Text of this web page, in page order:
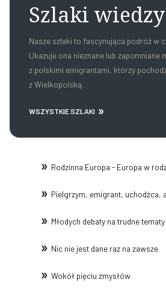
Szlaki wiedzy
Nasze szlaki to fascynująca podróż w
Ukazuje ona nieznane lub zapomniane
z polskimi emigrantami, którzy
z Wielkopolską.
WSZYSTKIE SZLAKI
Rodzinna Europa - Europa w
Pielgrzym, emigrant, uchodźca,
Młodych debaty na trudne tematy
Nic nie jest dane raz na zawsze
Wokół pięciu zmysłów